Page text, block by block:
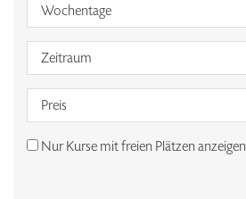
Wochentage
Zeitraum
Preis
Nur Kurse mit freien Plätzen anzeigen